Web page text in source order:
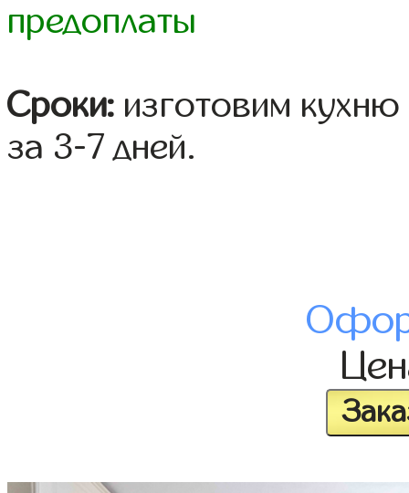
предоплаты
Сроки: изготовим
за 3-7 дней.